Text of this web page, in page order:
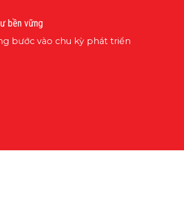
bền vững
bước vào chu kỳ phát triển